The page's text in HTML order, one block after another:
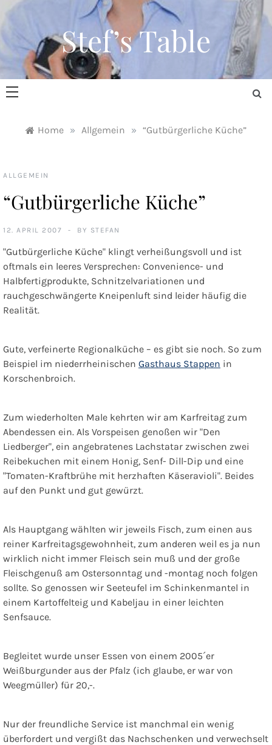
Skip
content
Stef’s Table
Home » Allgemein » “Gutbürgerliche Küche”
ALLGEMEIN
“Gutbürgerliche Küche”
12. APRIL 2007 BY STEFAN
"Gutbürgerliche Küche" klingt verheißungsvoll und ist
oftmals ein leeres Versprechen: Convenience- und
Halbfertigprodukte, Schnitzelvariationen und
rauchgeschwängerte Kneipenluft sind leider häufig die
Realität.
Gute, verfeinerte Regionalküche – es gibt sie noch. So zum
Beispiel im niederrheinischen Gasthaus Stappen in
Korschenbroich.
Zum wiederholten Male kehrten wir am Karfreitag zum
Abendessen ein. Als Vorspeisen genoßen wir "Den
Liedberger", ein angebratenes Lachstatar zwischen zwei
Reibekuchen mit einem Honig, Senf- Dill-Dip und eine
"Tomaten-Kraftbrühe mit herzhaften Käseravioli". Beides
auf den Punkt und gut gewürzt.
Als Hauptgang wählten wir jeweils Fisch, zum einen aus
reiner Karfreitagsgewohnheit, zum anderen weil es ja nun
wirklich nicht immer Fleisch sein muß und der große
Fleischgenuß am Ostersonntag und -montag noch folgen
sollte. So genossen wir Seeteufel im Schinkenmantel in
einem Kartoffelteig und Kabeljau in einer leichten
Senfsauce.
Begleitet wurde unser Essen von einem 2005´er
Weißburgunder aus der Pfalz (ich glaube, er war von
Weegmüller) für 20,-.
Nur der freundliche Service ist manchmal ein wenig
überfordert und vergißt das Nachschenken und verwechselt